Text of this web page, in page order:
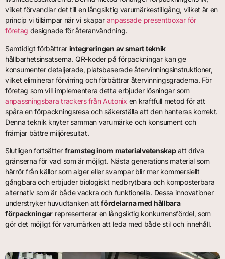
vilket förvandlar det till en långsiktig varumärkestillgång, vilket är en
princip vi tillämpar när vi skapar anpassade presentboxar för
företag designade för återanvändning.
Samtidigt förbättrar integreringen av smart teknik
hållbarhetsinsatserna. QR-koder på förpackningar kan ge
konsumenter detaljerade, platsbaserade återvinningsinstruktioner,
vilket eliminerar förvirring och förbättrar återvinningsgraderna. För
företag som vill implementera detta erbjuder lösningar som
anpassningsbara trackers från Autonix en kraftfull metod för att
spåra en förpackningsresa och säkerställa att den hanteras korrekt.
Denna teknik knyter samman varumärke och konsument och
främjar bättre miljöresultat.
Slutligen fortsätter framsteg inom materialvetenskapatt driva
gränserna för vad som är möjligt. Nästa generations material som
härrör från källor som alger eller svampar blir mer kommersiellt
gångbara och erbjuder biologiskt nedbrytbara och komposterbara
alternativ som är både vackra och funktionella. Dessa innovationer
understryker huvudtanken attfördelarna med hållbara
förpackningar representerar en långsiktig konkurrensfördel, som
gör det möjligt för varumärken att leda med både stil och innehåll.